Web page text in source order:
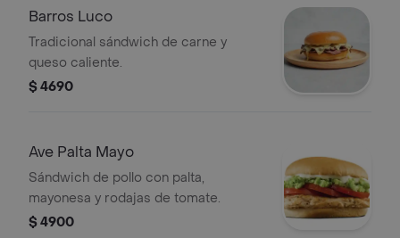
Barros Luco
Tradicional sándwich de carne y
queso caliente.
$ 4690
Ave Palta Mayo
Sándwich de pollo con palta,
mayonesa y rodajas de tomate.
$ 4900